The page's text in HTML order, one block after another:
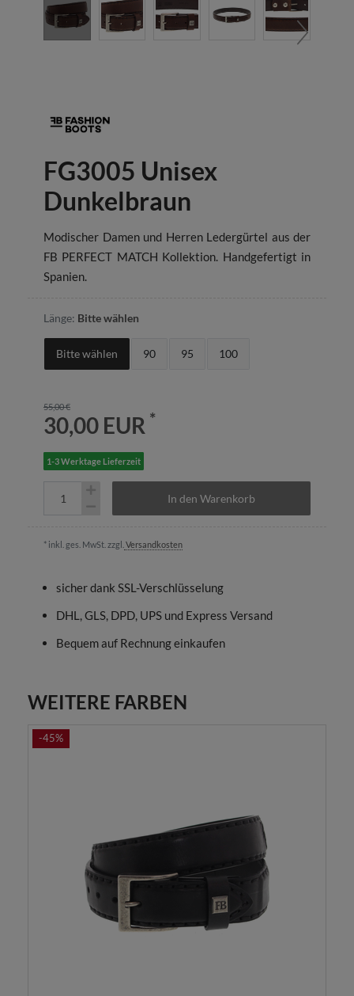
FG3005 Unisex
Dunkelbraun
Modischer Damen und Herren Ledergürtel aus der
FB PERFECT MATCH Kollektion. Handgefertigt in
Spanien.
Länge: Bitte wählen
Bitte wählen 90 95 100
55,00 €
30,00 EUR *
1-3 Werktage Lieferzeit
In den Warenkorb
* inkl. ges. MwSt. zzgl. Versandkosten
sicher dank SSL-Verschlüsselung
DHL, GLS, DPD, UPS und Express Versand
Bequem auf Rechnung einkaufen
WEITERE FARBEN
-45%